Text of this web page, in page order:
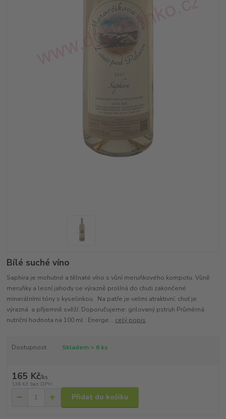
Bílé suché víno
Saphira je mohutné a tělnaté víno s vůní meruňkového kompotu. Vůně
meruňky a lesní jahody se výrazně prolíná do chuti zakončené
minerálními tóny s kyselinkou. Na patře je velmi atraktivní, chuť je
výrazná a příjemně svěží. Doporučujeme: grilovaný pstruh Průměrná
nutriční hodnota na 100 ml : Energe... celý popis
Dostupnost Skladem > 6 ks
165 Kč/ks
136 Kč bez DPH
Přidat do košíku